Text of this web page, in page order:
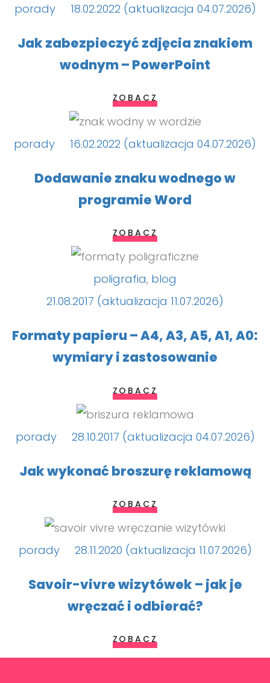
porady 18.02.2022 (aktualizacja 04.07.2026)
Jak zabezpieczyć zdjęcia znakiem
wodnym – PowerPoint
ZOBACZ
porady 16.02.2022 (aktualizacja 04.07.2026)
Dodawanie znaku wodnego w
programie Word
ZOBACZ
poligrafia, blog
21.08.2017 (aktualizacja 11.07.2026)
Formaty papieru – A4, A3, A5, A1, A0:
wymiary i zastosowanie
ZOBACZ
porady 28.10.2017 (aktualizacja 04.07.2026)
Jak wykonać broszurę reklamową
ZOBACZ
porady 28.11.2020 (aktualizacja 11.07.2026)
Savoir-vivre wizytówek – jak je
wręczać i odbierać?
ZOBACZ